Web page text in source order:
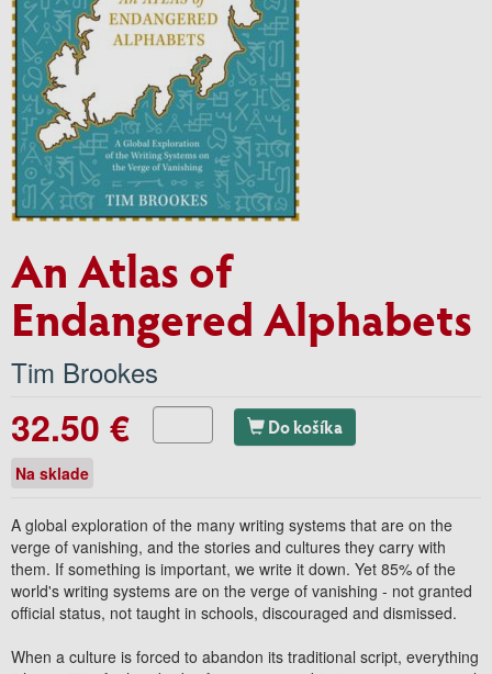
An Atlas of
Endangered Alphabets
Tim Brookes
32.50 € Do košíka
Na sklade
A global exploration of the many writing systems that are on the
verge of vanishing, and the stories and cultures they carry with
them. If something is important, we write it down. Yet 85% of the
world's writing systems are on the verge of vanishing - not granted
official status, not taught in schools, discouraged and dismissed.
When a culture is forced to abandon its traditional script, everything